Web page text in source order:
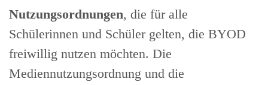
Nutzungsordnungen, die für alle
Schülerinnen und Schüler gelten, die BYOD
freiwillig nutzen möchten. Die
Mediennutzungsordnung und die